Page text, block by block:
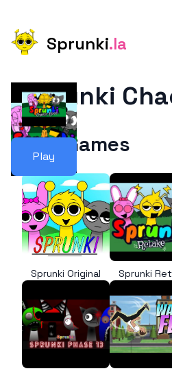
Sprunki.la
Play
Sprunki
More Games
Sprunki Original Sprunki